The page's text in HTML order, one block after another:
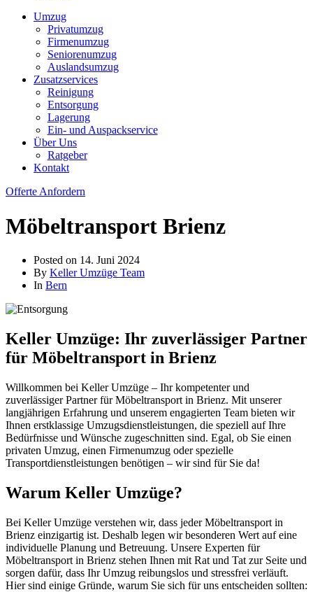
Umzug
Privatumzug
Firmenumzug
Seniorenumzug
Auslandsumzug
Zusatzservices
Reinigung
Entsorgung
Lagerung
Ein- und Auspackservice
Über Uns
Ratgeber
Kontakt
Offerte Anfordern
Möbeltransport Brienz
Posted on 14. Juni 2024
By Keller Umzüge Team
In Bern
Keller Umzüge: Ihr zuverlässiger Partner
für Möbeltransport in Brienz
Willkommen bei Keller Umzüge – Ihr kompetenter und
zuverlässiger Partner für Möbeltransport in Brienz. Mit unserer
langjährigen Erfahrung und unserem engagierten Team bieten wir
Ihnen erstklassige Umzugsdienstleistungen, die speziell auf Ihre
Bedürfnisse und Wünsche zugeschnitten sind. Egal, ob Sie einen
privaten Umzug, einen Firmenumzug oder spezielle
Transportdienstleistungen benötigen – wir sind für Sie da!
Warum Keller Umzüge?
Bei Keller Umzüge verstehen wir, dass jeder Möbeltransport in
Brienz einzigartig ist. Deshalb legen wir besonderen Wert auf eine
individuelle Planung und Betreuung. Unsere Experten für
Möbeltransport in Brienz stehen Ihnen mit Rat und Tat zur Seite und
sorgen dafür, dass Ihr Umzug reibungslos und stressfrei verläuft.
Hier sind einige Gründe, warum Sie sich für uns entscheiden sollten: